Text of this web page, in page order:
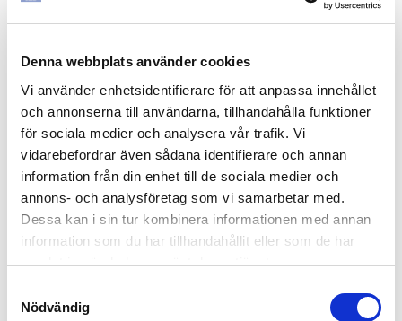
Denna webbplats använder cookies
Vi använder enhetsidentifierare för att anpassa innehållet
och annonserna till användarna, tillhandahålla funktioner
för sociala medier och analysera vår trafik. Vi
vidarebefordrar även sådana identifierare och annan
information från din enhet till de sociala medier och
annons- och analysföretag som vi samarbetar med.
Dessa kan i sin tur kombinera informationen med annan
information som du har tillhandahållit eller som de har
samlat in när du har använt deras tjänster.
Nödvändig